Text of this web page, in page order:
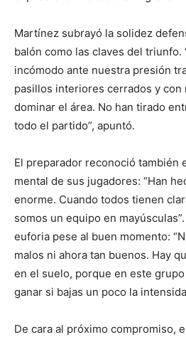
Martínez subrayó la solidez
balón como las claves del triunfo.
incómodo ante nuestra presión
pasillos interiores cerrados y con
dominar el área. No han tirado
todo el partido”, apuntó.
El preparador reconoció también
mental de sus jugadores: “Han
enorme. Cuando todos tienen
somos un equipo en
euforia pese al buen momento:
malos ni ahora tan buenos. Hay
en el suelo, porque en este
ganar si bajas un poco la
De cara al próximo compromiso,